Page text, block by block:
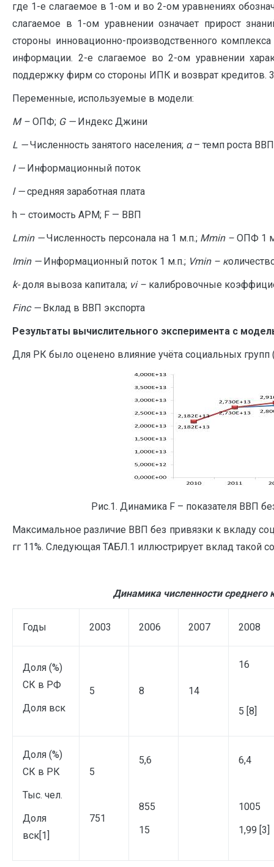
где 1-е слагаемое в 1-ом и во 2-ом уравнениях
слагаемое в 1-ом уравнении означает прирост
стороны инновационно-производственного
информации. 2-е слагаемое во 2-ом уравнении
поддержку фирм со стороны ИПК и возврат кредитов.
Переменные, используемые в модели:
M – ОПФ; G — Индекс Джини
L —Численность занятого населения; α – темп роста ВВП
I — Информационный поток
l —средняя заработная плата
h – стоимость АРМ; F — ВВП
Lmin —Численность персонала на 1 м.п.; Mmin – ОПФ 1
Imin — Информационный поток 1 м.п.; Vmin – к
k-доля вывоза капитала; vi – калибровочные
Finc — Вклад в ВВП экспорта
Результаты вычислительного эксперимента с
Для РК было оценено влияние учёта социальных
Рис.1. Динамика F – показателя ВВП
Максимальное различие ВВП без привязки к вкладу
гг 11%. Следующая ТАБЛ.1 иллюстрирует вклад такой
Динамика численности среднего
Годы 2003 2006 2007 2008
Доля (%)
СК в РФ
Доля вск
5 8 14
16
5 [8]
Доля (%)
СК в РК
Тыс. чел.
Доля
вск[1]
5
751
5,6
855
15
6,4
1005
1,99 [3]